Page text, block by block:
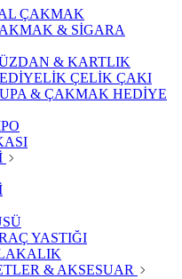
ÇAKMAK
& SİGARA
& KARTLIK
ÇELİK ÇAKI
& ÇAKMAK HEDİYE
YASTIĞI
& AKSESUAR